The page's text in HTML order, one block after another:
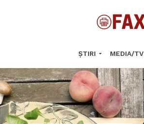
ȘTIRI MEDIA/TV